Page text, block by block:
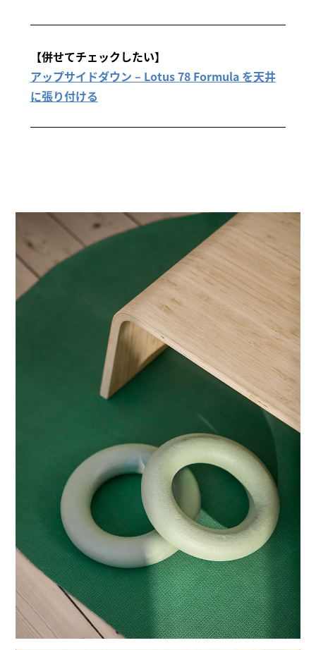
【併せてチェックしたい】
アップサイドダウン – Lotus 78 Formula を天井
に張り付ける